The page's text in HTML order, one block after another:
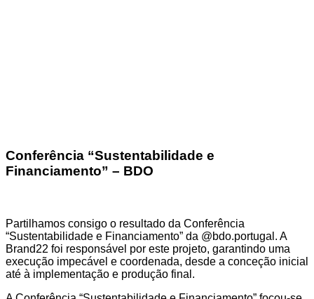
Conferência “Sustentabilidade e
Financiamento” – BDO
Partilhamos consigo o resultado da Conferência
“Sustentabilidade e Financiamento” da @bdo.portugal. A
Brand22 foi responsável por este projeto, garantindo uma
execução impecável e coordenada, desde a conceção inicial
até à implementação e produção final.